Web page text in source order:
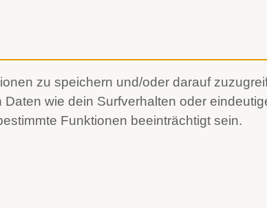
zu speichern und/oder darauf
wie dein Surfverhalten oder
Funktionen beeinträchtigt sein.